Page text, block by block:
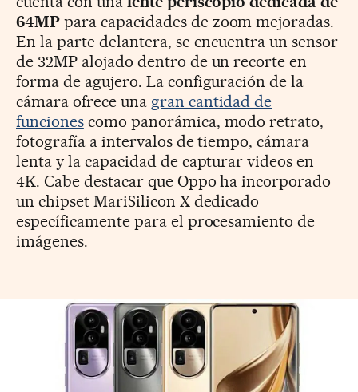
64MPpara capacidades de zoom mejoradas.
En la parte delantera, se encuentra un sensor
de 32MP alojado dentro de un recorte en
forma de agujero. La configuración de la
cámara ofrece una gran cantidad de
funcionescomo panorámica, modo retrato,
fotografía a intervalos de tiempo, cámara
lenta y la capacidad de capturar videos en
4K. Cabe destacar que Oppo ha incorporado
un chipset MariSilicon X dedicado
específicamente para el procesamiento de
imágenes.